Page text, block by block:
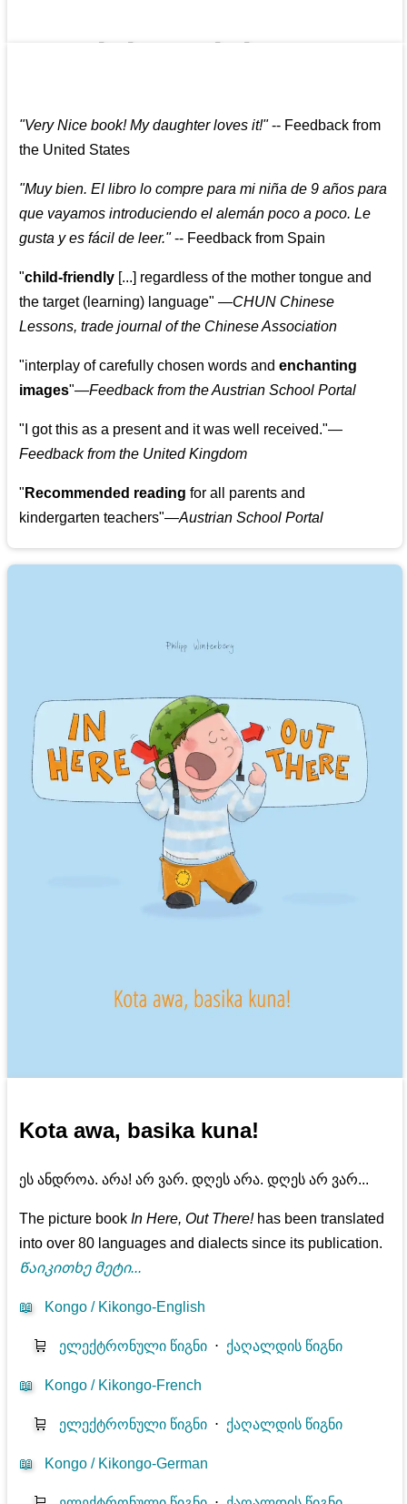
"Very Nice book! My daughter loves it!"-- Feedback from
the United States
"Muy bien. El libro lo compre para mi niña de 9 años para
que vayamos introduciendo el alemán poco a poco. Le
gusta y es fácil de leer."-- Feedback from Spain
"child-friendly [...] regardless of the mother tongue and
the target (learning) language"—CHUN Chinese
Lessons, trade journal of the Chinese Association
"interplay of carefully chosen words andenchanting
images"—Feedback from the Austrian School Portal
" I got this as a present and it was well received."—
Feedback from the United Kingdom
" Recommended reading for all parents and
kindergarten teachers"—Austrian School Portal
Kota awa, basika kuna!
ეს ანდროა. არა! არ ვარ. დღეს არა. დღეს არ ვარ...
The picture bookIn Here, Out There!has been translated
into over 80 languages and dialects since its publication.
Წაიკითხე მეტი...
📖 Kongo / Kikongo-English
🛒 ელექტრონული წიგნი ⋅ ქაღალდის წიგნი
📖 Kongo / Kikongo-French
🛒 ელექტრონული წიგნი ⋅ ქაღალდის წიგნი
📖 Kongo / Kikongo-German